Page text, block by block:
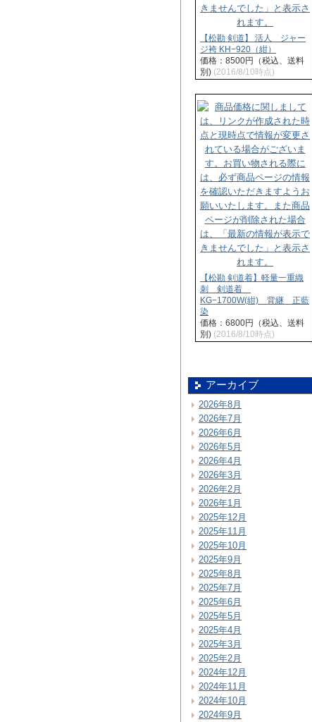
【松勘 剣道】 活人 ジャー
ジ袴 KH−920（紺）
価格：8500円（税込、送料
別) (2016/8/10時点)
【松勘 剣道着】軽量一重織
刺 剣道着
KG−1700W(紺) 背継 正藍
染
価格：6800円（税込、送料
別) (2016/8/10時点)
アーカイブ
2026年8月
2026年7月
2026年6月
2026年5月
2026年4月
2026年3月
2026年2月
2026年1月
2025年12月
2025年11月
2025年10月
2025年9月
2025年8月
2025年7月
2025年6月
2025年5月
2025年4月
2025年3月
2025年2月
2024年12月
2024年11月
2024年10月
2024年9月